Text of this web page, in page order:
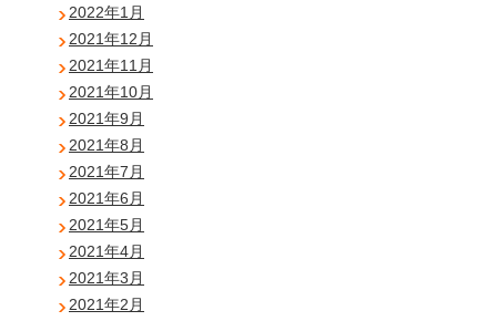
2022年1月
2021年12月
2021年11月
2021年10月
2021年9月
2021年8月
2021年7月
2021年6月
2021年5月
2021年4月
2021年3月
2021年2月